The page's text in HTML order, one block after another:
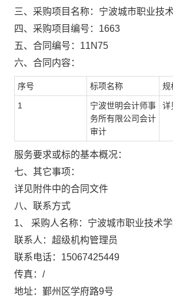
三、采购项目名称：宁波城市职业技
四、采购项目编号：1663
五、合同编号：11N75
六、合同内容：
序号 标项名称 规
1
宁波世明会计师事
务所有限公司会计
审计
详
服务要求或标的基本概况：
七、其它事项：
详见附件中的合同文件
八、联系方式
1、 采购人名称：宁波城市职业技术
联系人：超级机构管理员
联系电话：15067425449
传真：/
地址：鄞州区学府路9号